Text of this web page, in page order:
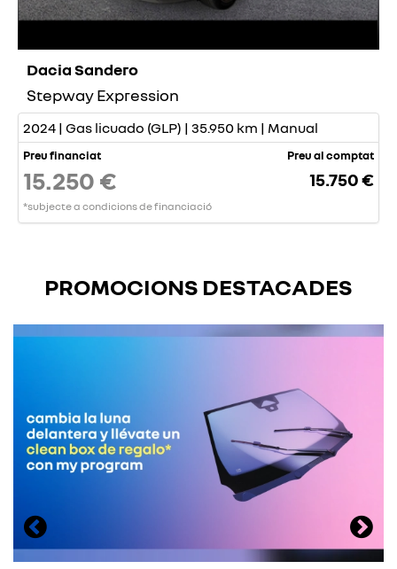
Dacia Sandero
Stepway Expression
2024 | Gas licuado (GLP) | 35.950 km | Manual
Preu financiat
15.250 €
*subjecte a condicions de financiació
Preu al comptat
15.750 €
PROMOCIONS DESTACADES